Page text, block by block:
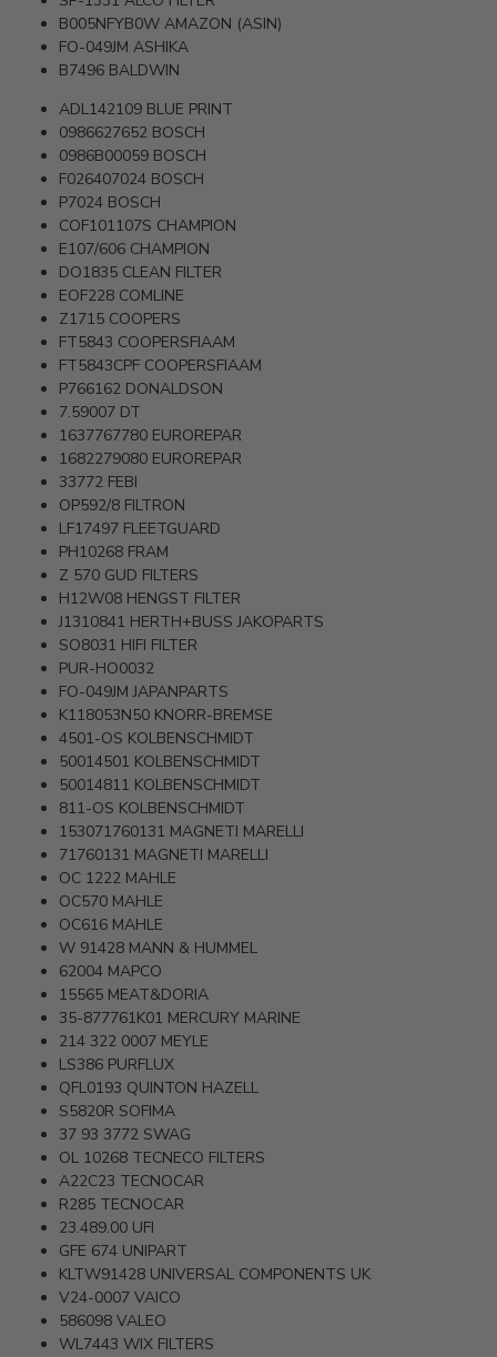
B005NFYB0W AMAZON (ASIN)
FO-049JM ASHIKA
B7496 BALDWIN
ADL142109 BLUE PRINT
0986627652 BOSCH
0986B00059 BOSCH
F026407024 BOSCH
P7024 BOSCH
COF101107S CHAMPION
E107/606 CHAMPION
DO1835 CLEAN FILTER
EOF228 COMLINE
Z1715 COOPERS
FT5843 COOPERSFIAAM
FT5843CPF COOPERSFIAAM
P766162 DONALDSON
7.59007 DT
1637767780 EUROREPAR
1682279080 EUROREPAR
33772 FEBI
OP592/8 FILTRON
LF17497 FLEETGUARD
PH10268 FRAM
Z 570 GUD FILTERS
H12W08 HENGST FILTER
J1310841 HERTH+BUSS JAKOPARTS
SO8031 HIFI FILTER
PUR-HO0032
FO-049JM JAPANPARTS
K118053N50 KNORR-BREMSE
4501-OS KOLBENSCHMIDT
50014501 KOLBENSCHMIDT
50014811 KOLBENSCHMIDT
811-OS KOLBENSCHMIDT
153071760131 MAGNETI MARELLI
71760131 MAGNETI MARELLI
OC 1222 MAHLE
OC570 MAHLE
OC616 MAHLE
W 91428 MANN & HUMMEL
62004 MAPCO
15565 MEAT&DORIA
35-877761K01 MERCURY MARINE
214 322 0007 MEYLE
LS386 PURFLUX
QFL0193 QUINTON HAZELL
S5820R SOFIMA
37 93 3772 SWAG
OL 10268 TECNECO FILTERS
A22C23 TECNOCAR
R285 TECNOCAR
23.489.00 UFI
GFE 674 UNIPART
KLTW91428 UNIVERSAL COMPONENTS UK
V24-0007 VAICO
586098 VALEO
WL7443 WIX FILTERS